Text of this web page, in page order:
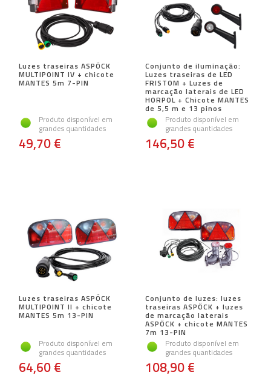
Luzes traseiras ASPÖCK
MULTIPOINT IV + chicote
MANTES 5m 7-PIN
Produto disponível em
grandes quantidades
49,70 €
Conjunto de iluminação:
Luzes traseiras de LED
FRISTOM + Luzes de
marcação laterais de LED
HORPOL + Chicote MANTES
de 5,5 m e 13 pinos
Produto disponível em
grandes quantidades
146,50 €
Luzes traseiras ASPÖCK
MULTIPOINT II + chicote
MANTES 5m 13-PIN
Produto disponível em
grandes quantidades
64,60 €
Conjunto de luzes: luzes
traseiras ASPÖCK + luzes
de marcação laterais
ASPÖCK + chicote MANTES
7m 13-PIN
Produto disponível em
grandes quantidades
108,90 €